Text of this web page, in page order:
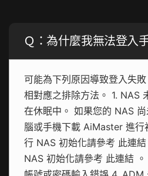
Ｑ：為什麼我無法登入
可能為下列原因導致登入失
相對應之排除方法。 1. NAS
在休眠中。 如果您的 NAS
腦或手機下載 AiMaster 進行
行 NAS 初始化請參考 此連
NAS 初始化請參考 此連結